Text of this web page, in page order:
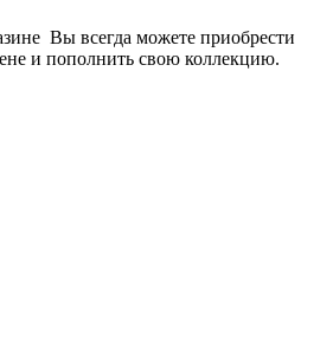
Вы всегда можете приобрести
и пополнить свою коллекцию.